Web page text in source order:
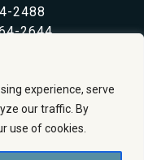
experience, serve
our traffic. By
use of cookies.
2488
2644